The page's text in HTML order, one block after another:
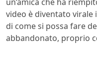
video è diventato
di come si possa fare
abbandonato, proprio